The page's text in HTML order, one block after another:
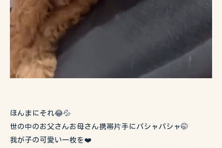
ほんまにそれ😂💦
世の中のお父さんお母さん携帯片手にパシャパシャ🤭
我が子の可愛い一枚を❤️